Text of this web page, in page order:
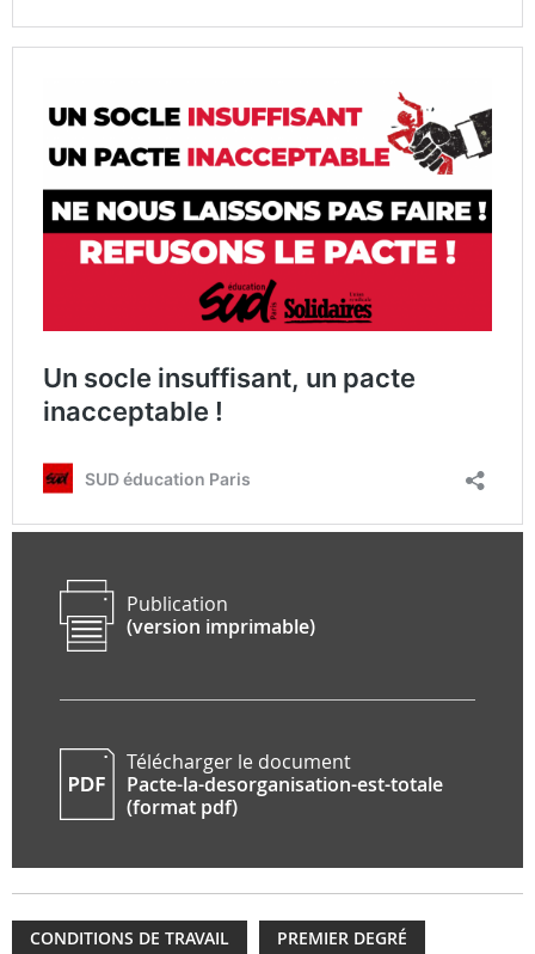
Publication
(version imprimable)
Télécharger le document
Pacte-la-desorganisation-est-totale
(format pdf)
CONDITIONS DE TRAVAIL PREMIER DEGRÉ